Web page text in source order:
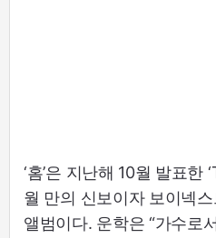
‘홈’은 지난해 10월 발표한
월 만의 신보이자 보이넥
앨범이다. 운학은 “가수로